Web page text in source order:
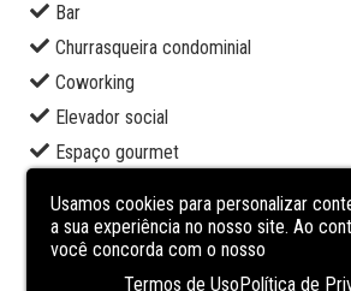
Bar
Churrasqueira condominial
Coworking
Elevador social
Espaço gourmet
Lounge
Piscina adulto
Usamos cookies para personalizar
a sua experiência no nosso site. Ao
você concorda com o nosso
Termos de UsoPolítica de